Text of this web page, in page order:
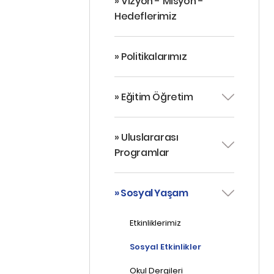
Hedeflerimiz
» Politikalarımız
» Eğitim Öğretim
» Uluslararası
Programlar
» Sosyal Yaşam
Etkinliklerimiz
Sosyal Etkinlikler
Okul Dergileri